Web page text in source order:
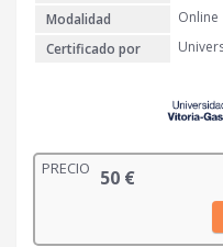
Modalidad
Online
Certificado por
PRECIO 50 €